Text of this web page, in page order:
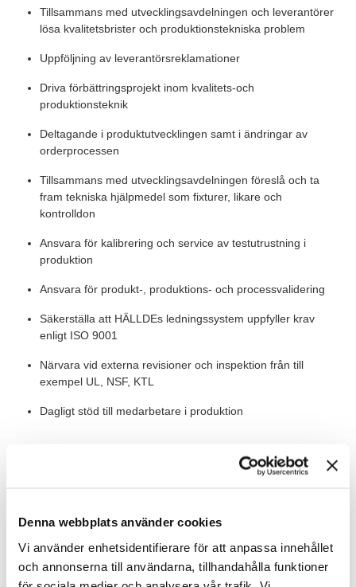
Denna webbplats använder cookies
Vi använder enhetsidentifierare för att anpassa innehållet
och annonserna till användarna, tillhandahålla funktioner
Tillsammans med utvecklingsavdelningen och leverantörer
lösa kvalitetsbrister och produktionstekniska problem
Uppföljning av leverantörsreklamationer
Driva förbättringsprojekt inom kvalitets-och
produktionsteknik
Deltagande i produktutvecklingen samt i ändringar av
orderprocessen
Tillsammans med utvecklingsavdelningen föreslå och ta
fram tekniska hjälpmedel som fixturer, likare och
kontrolldon
Ansvara för kalibrering och service av testutrustning i
produktion
Ansvara för produkt-, produktions- och processvalidering
Säkerställa att HÄLLDEs ledningssystem uppfyller krav
enligt ISO 9001
Närvara vid externa revisioner och inspektion från till
exempel UL, NSF, KTL
Dagligt stöd till medarbetare i produktion
Combi Cutters och Mixers. Till våra högkvalitativa produkter
ha kontakt och samarbeta med leverantörer i såväl Sverige som
i Europa och Asien. Din placering är i Kista där all verksamhet